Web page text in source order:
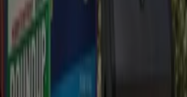
stad
Linköping Jönköping
Helsingborg